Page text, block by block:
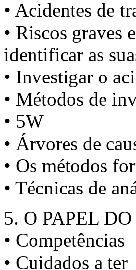
• Acidentes de
• Riscos graves
identificar as
• Investigar o
• Métodos de
• 5W
• Árvores de
• Os métodos
• Técnicas de
5. O PAPEL
• Competências
• Cuidados a ter